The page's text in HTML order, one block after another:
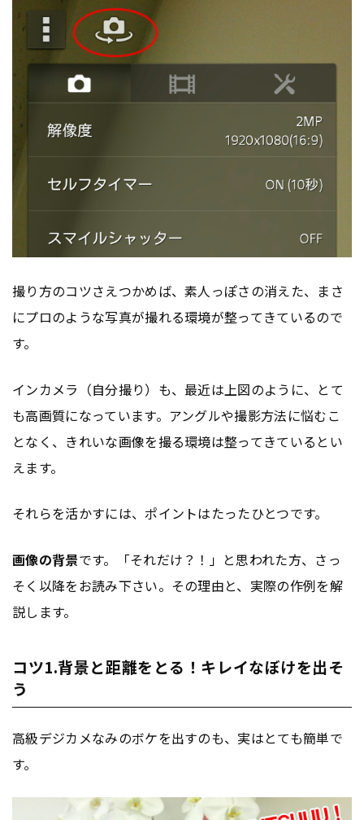
撮り方のコツさえつかめば、素人っぽさの消えた、まさ
にプロのような写真が撮れる環境が整ってきているので
す。
インカメラ（自分撮り）も、最近は上図のように、とて
も高画質になっています。アングルや撮影方法に悩むこ
となく、きれいな画像を撮る環境は整ってきているとい
えます。
それらを活かすには、ポイントはたったひとつです。
画像の背景です。「それだけ？！」と思われた方、さっ
そく以降をお読み下さい。その理由と、実際の作例を解
説します。
コツ1.背景と距離をとる！キレイなぼけを出そ
う
高級デジカメなみのボケを出すのも、実はとても簡単で
す。